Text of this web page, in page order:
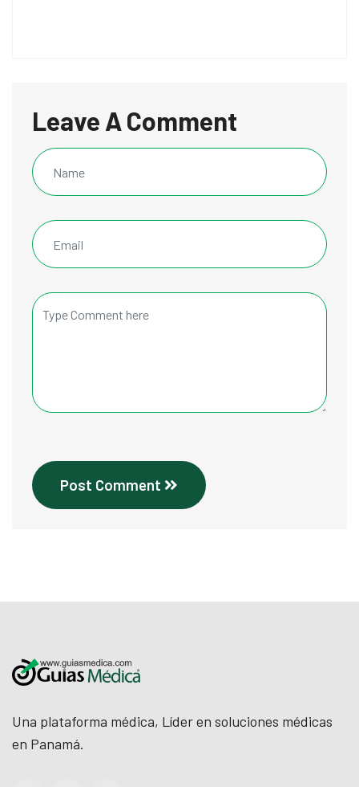
Leave A Comment
Post Comment
Una plataforma médica, Líder en soluciones médicas
en Panamá.